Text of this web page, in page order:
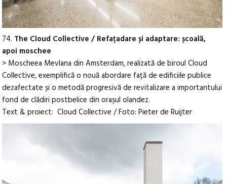
74. The Cloud Collective / Refațadare și adaptare: școală,
apoi moschee
> Moscheea Mevlana din Amsterdam, realizată de biroul Cloud
Collective, exemplifică o nouă abordare față de edificiile publice
dezafectate și o metodă progresivă de revitalizare a importantului
fond de clădiri postbelice din orașul olandez.
Text & proiect: Cloud Collective / Foto: Pieter de Ruijter